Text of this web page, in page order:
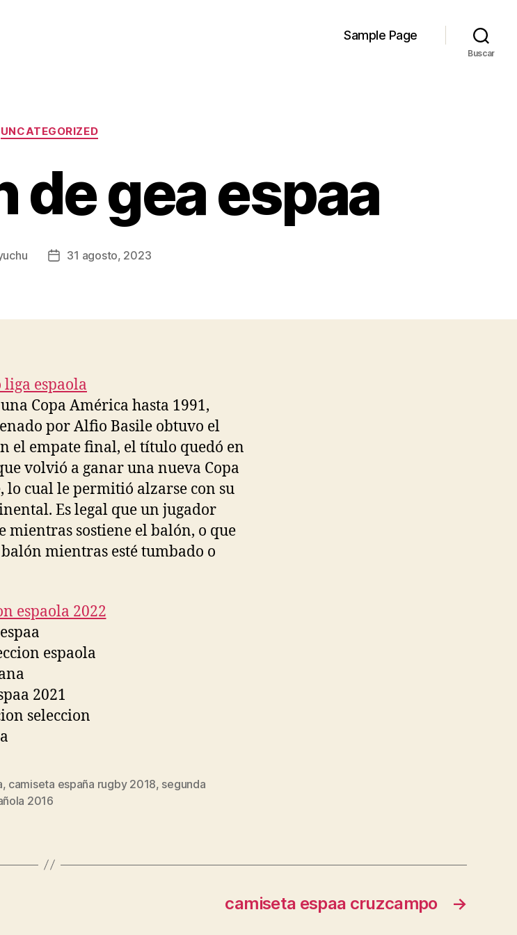
Sample Page
Buscar
Categorías
UNCATEGORIZED
de gea espaa
Fecha31 agosto, 2023
Copa América hasta 1991,
por Alfio Basile obtuvo el
el empate final, el título quedó en
volvió a ganar una nueva Copa
lo cual le permitió alzarse con su
Es legal que un jugador
mientras sostiene el balón, o que
mientras esté tumbado o
, camiseta españa rugby 2018, segunda
2016
→
camiseta espaa cruzcampo